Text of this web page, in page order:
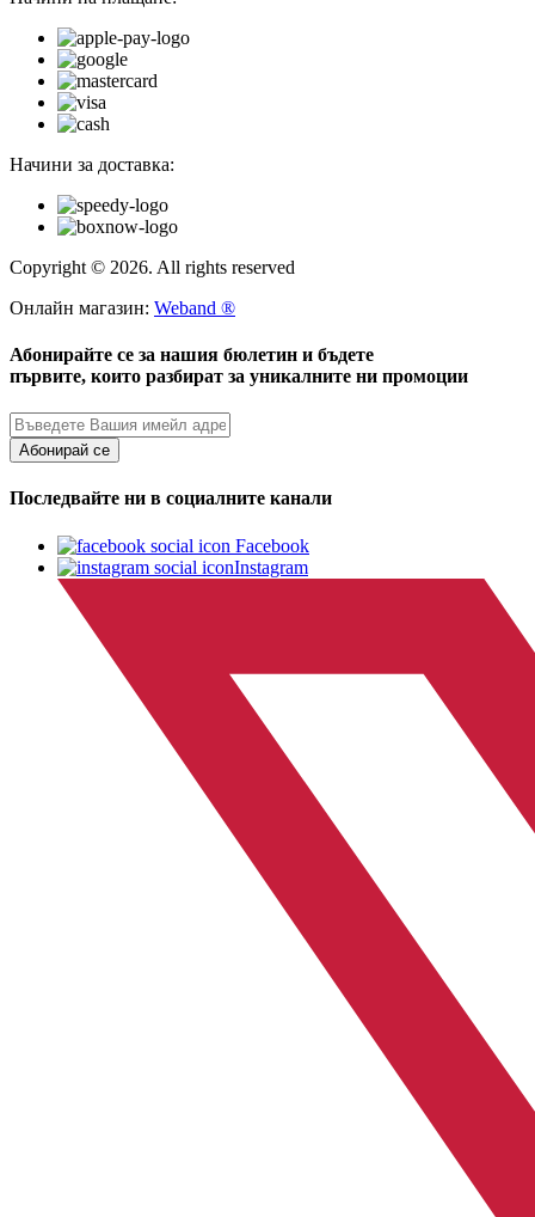
Начини за доставка:
Copyright © 2026. All rights reserved
Онлайн магазин: Weband ®
Абонирайте се за нашия бюлетин и бъдете
първите, които разбират за уникалните ни промоции
Абонирай се
Последвайте ни в социалните канали
Facebook
Instagram